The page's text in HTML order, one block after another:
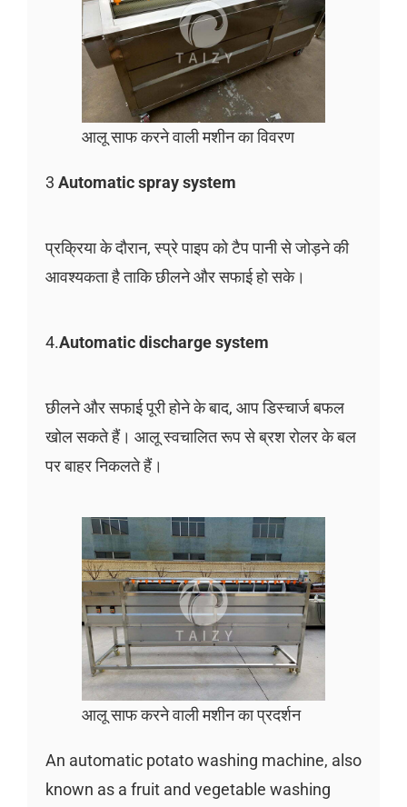
आलू साफ करने वाली मशीन का विवरण
3 Automatic spray system
प्रक्रिया के दौरान, स्प्रे पाइप को टैप पानी से जोड़ने की
आवश्यकता है ताकि छीलने और सफाई हो सके।
4.Automatic discharge system
छीलने और सफाई पूरी होने के बाद, आप डिस्चार्ज बफल
खोल सकते हैं। आलू स्वचालित रूप से ब्रश रोलर के बल
पर बाहर निकलते हैं।
आलू साफ करने वाली मशीन का प्रदर्शन
An automatic potato washing machine, also
known as a fruit and vegetable washing